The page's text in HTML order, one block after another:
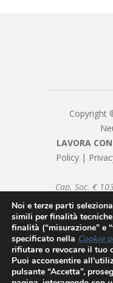
Copyright
LAVORA
Policy |
Cap. Soc. €
1082377 -
nclsrl@pec.it
Noi e terze parti
simili per finalità
finalità (“misurazione” e
specificato nella Cookie
rifiutare o revocare il tuo
Puoi acconsentire
pulsante “Accetta”,